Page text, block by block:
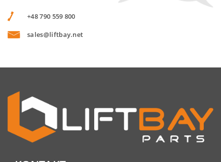
+48 790 559 800
sales@liftbay.net